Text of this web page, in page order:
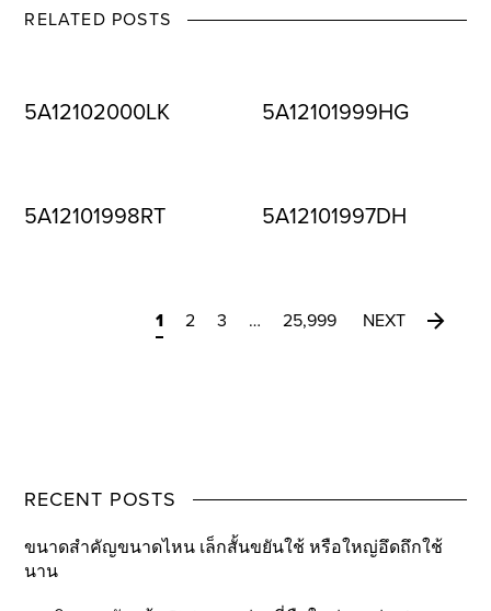
RELATED POSTS
5A12102000LK 5A12101999HG
5A12101998RT 5A12101997DH
1 2 3 … 25,999 NEXT
RECENT POSTS
ขนาดสำคัญขนาดไหน เล็กสั้นขยันใช้ หรือใหญ่อึดถึกใช้
นาน